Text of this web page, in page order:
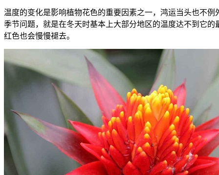
温度的变化是影响植物花色的重要因素之一，鸿运当头也不
季节问题，就是在冬天时基本上大部分地区的温度达不到它
红色也会慢慢褪去。